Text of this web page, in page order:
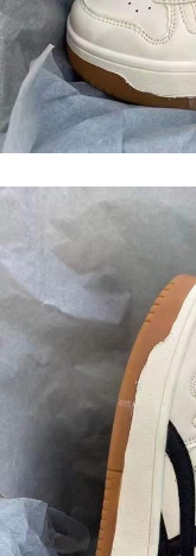
さい：https://oppay.tw/
三、利用規約「AFTEE代
ロテクションズ（以下
ます。当サービスご利用
の氏名、電話番号、受取
限らない）は、AFTEE
す。AFTEEの個人情報
ームページの『個人情報
AFTEEの初回ご利用の
ります。支払い期限を
納金が加算されます。未
の同意を得ればAFTEE
個人情報の処理、利用に
行使したい場合は、ネッ
にご連絡ください。上記
てAFTEEにご提供いた
理、利用を許可するこ
択しないでください。